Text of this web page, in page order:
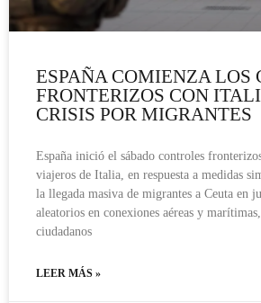
ESPAÑA COMIENZA LOS
FRONTERIZOS CON
CRISIS POR MIGRANTES
España inició el sábado controles
viajeros de Italia, en respuesta a medidas
la llegada masiva de migrantes a Ceuta en
aleatorios en conexiones aéreas y
ciudadanos
LEER MÁS »